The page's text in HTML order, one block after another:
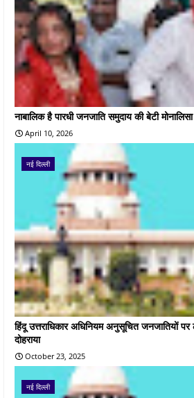
नाबालिक है पारधी जनजाति समुदाय की बेटी मोनालिसा
April 10, 2026
नई दिल्ली
हिंदू उत्तराधिकार अधिनियम अनुसूचित जनजातियों पर
दोहराया
October 23, 2025
नई दिल्ली